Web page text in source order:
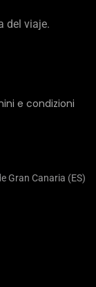
del viaje.
e condizioni
Gran Canaria (ES)